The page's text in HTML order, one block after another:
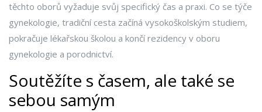
těchto oborů vyžaduje svůj specifický čas a praxi. Co se týče
gynekologie, tradiční cesta začíná vysokoškolským studiem,
pokračuje lékařskou školou a končí rezidency v oboru
gynekologie a porodnictví.
Soutěžíte s časem, ale také se
sebou samým